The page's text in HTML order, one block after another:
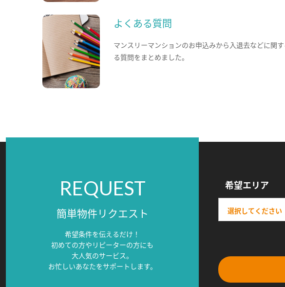
よくある質問
マンスリーマンションのお申込みから入退去などに関
る質問をまとめました。
REQUEST
簡単物件リクエスト
希望条件を伝えるだけ！
初めての方やリピーターの方にも
大人気のサービス。
お忙しいあなたをサポートします。
希望エリア